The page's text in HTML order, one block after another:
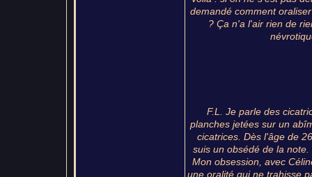
demandé comment
? Ça n'a l'air rien de
F.L. Je parle des
planches jetées sur un
cicatrices. Dès l'âge de
suis un obsédé de la
Mon obsession, avec
une oralité qui ne trahisse